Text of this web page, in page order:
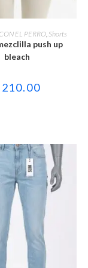
OPCIONES
Este
producto
tiene
múltiples
variantes.
pueden
EL PERRO Shorts
push up
bleach
210.00